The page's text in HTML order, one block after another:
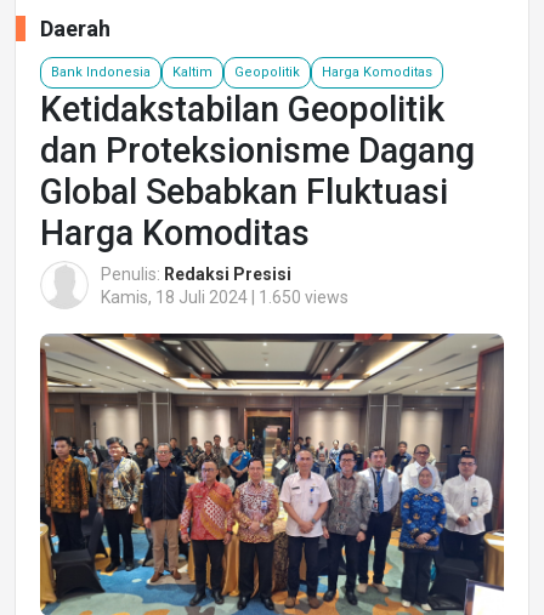
Daerah
Bank Indonesia Kaltim Geopolitik Harga Komoditas
Ketidakstabilan Geopolitik
dan Proteksionisme Dagang
Global Sebabkan Fluktuasi
Harga Komoditas
Penulis: Redaksi Presisi
Kamis, 18 Juli 2024 | 1.650 views